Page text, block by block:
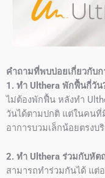
คำถามที่พบบ่อยเกี่ยวกับ
1. ทำ Ulthera พักฟื้นกี่วัน
ไม่ต้องพักฟื้น หลังทำ
วันได้ตามปกติ แต่ในคนที่
อาการบวมเล็กน้อยตรงบ
2. ทำ Ulthera ร่วมกับหัต
สามารถทำร่วมกันได้ แต่